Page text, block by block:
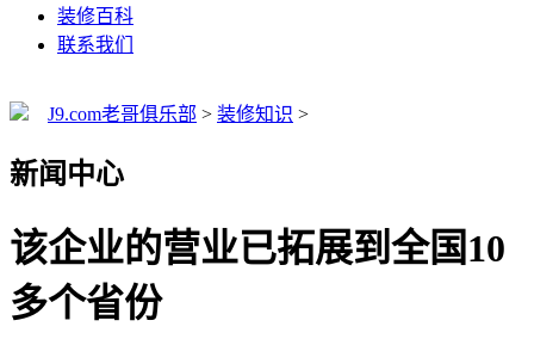
装修百科
联系我们
J9.com老哥俱乐部 > 装修知识 >
新闻中心
该企业的营业已拓展到全国10
多个省份